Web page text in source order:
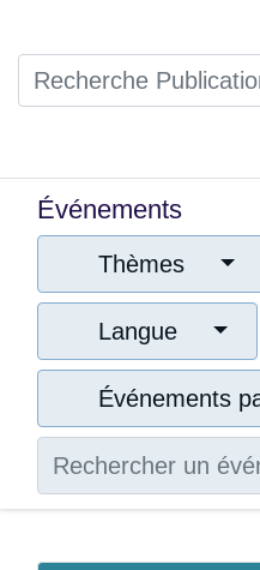
Événements
Thèmes
Langue
Événements